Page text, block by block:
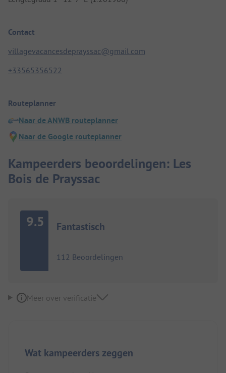
Contact
villagevacancesdeprayssac@gmail.com
+33565356522
Routeplanner
Naar de ANWB routeplanner
Naar de Google routeplanner
Kampeerders beoordelingen: Les
Bois de Prayssac
9.5 Fantastisch
112 Beoordelingen
Meer over verificatie
Wat kampeerders zeggen